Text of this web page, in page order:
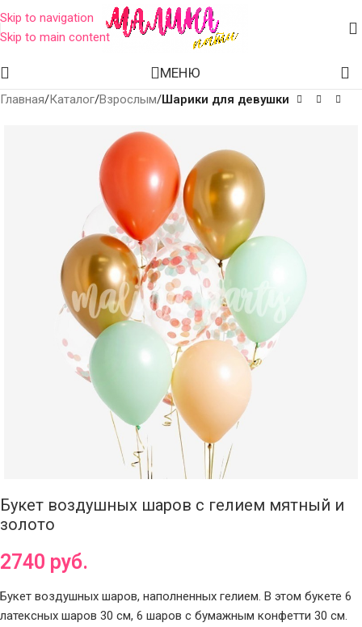
Skip to navigation
Skip to main content
МЕНЮ
Главная Каталог Взрослым Шарики для девушки
Букет воздушных шаров с гелием мятный и
золото
2740 руб.
Букет воздушных шаров, наполненных гелием. В этом букете 6
латексных шаров 30 см, 6 шаров с бумажным конфетти 30 см.